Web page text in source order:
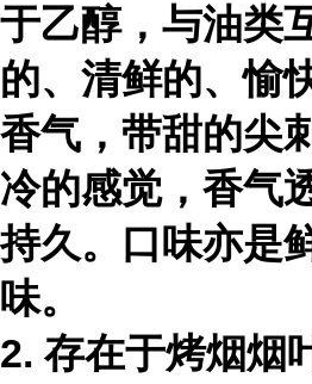
于乙醇，与油类
的、清鲜的、愉
香气，带甜的尖
冷的感觉，香气
持久。口味亦是
味。
2. 存在于烤烟烟